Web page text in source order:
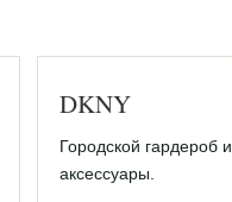
DKNY
Городской гардероб и
аксессуары.